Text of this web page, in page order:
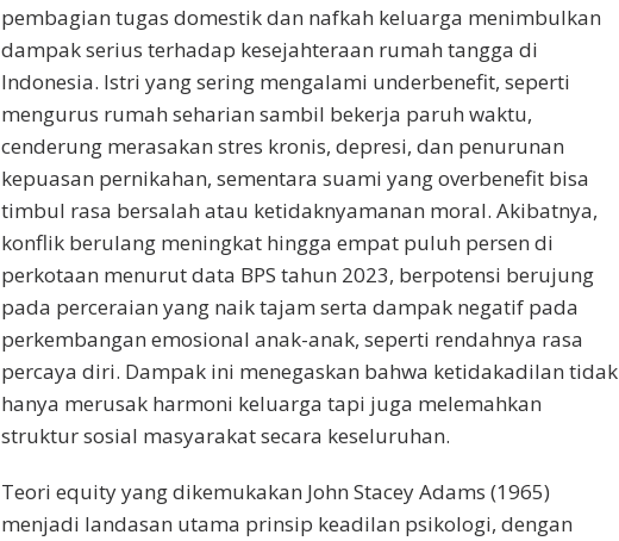
pembagian tugas domestik dan nafkah keluarga menimbulkan
dampak serius terhadap kesejahteraan rumah tangga di
Indonesia. Istri yang sering mengalami underbenefit, seperti
mengurus rumah seharian sambil bekerja paruh waktu,
cenderung merasakan stres kronis, depresi, dan penurunan
kepuasan pernikahan, sementara suami yang overbenefit bisa
timbul rasa bersalah atau ketidaknyamanan moral. Akibatnya,
konflik berulang meningkat hingga empat puluh persen di
perkotaan menurut data BPS tahun 2023, berpotensi berujung
pada perceraian yang naik tajam serta dampak negatif pada
perkembangan emosional anak-anak, seperti rendahnya rasa
percaya diri. Dampak ini menegaskan bahwa ketidakadilan tidak
hanya merusak harmoni keluarga tapi juga melemahkan
struktur sosial masyarakat secara keseluruhan.
Teori equity yang dikemukakan John Stacey Adams (1965)
menjadi landasan utama prinsip keadilan psikologi, dengan